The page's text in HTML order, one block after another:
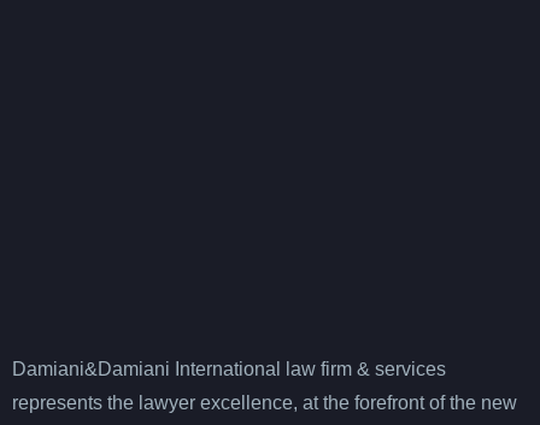
Damiani&Damiani International law firm & services
represents the lawyer excellence, at the forefront of the new